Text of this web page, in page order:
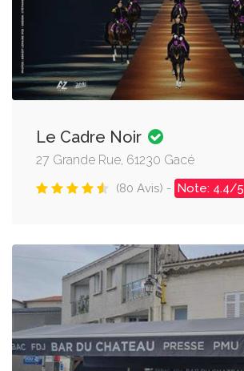
Le Cadre Noir
27 Grande Rue, 61230 Gacé
(80 Avis) - Note: 4.4/5